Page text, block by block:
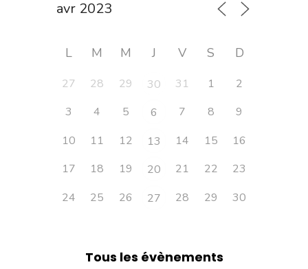
L M M J V S D
27 28 29 30 31 1
2
3
4 5 6 7 8
9
10
11 12 13 14 15
16
17
18 19 20 21 22
23
24
25 26 27 28 29 30
Tous les évènements